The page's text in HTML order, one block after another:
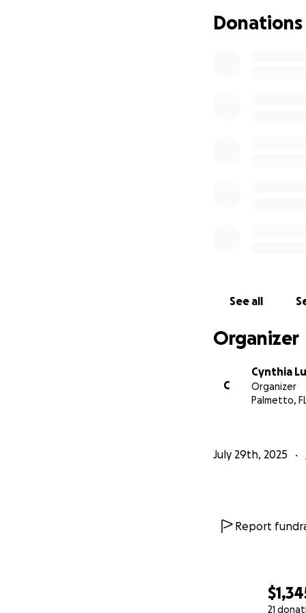
21
Donations
See all
Organizer
C
Cynthia
Organizer
Palmetto,
July 29th, 2025
Report